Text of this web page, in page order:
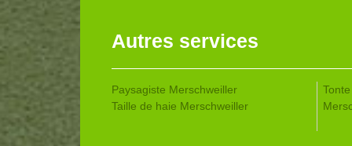
Autres services
Paysagiste Merschweiller
Taille de haie Merschweiller